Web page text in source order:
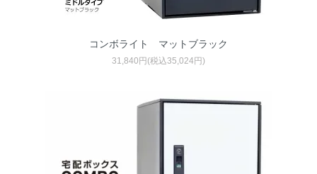
コンボライト マットブラック
31,840円(税込35,024円)